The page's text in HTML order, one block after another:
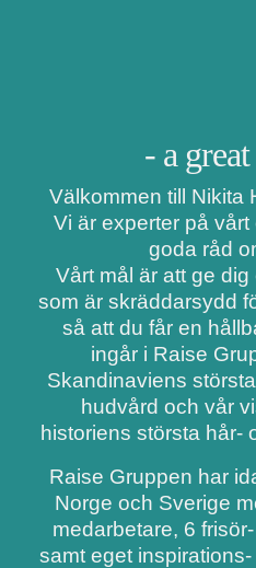
- a
Välkommen till Nikita
Vi är experter på
goda råd
Vårt mål är att ge
som är skräddarsydd
så att du får en
ingår i Raise
Skandinaviens
hudvård och vår
historiens största hår-
Raise Gruppen har
Norge och Sverige
medarbetare, 6
samt eget